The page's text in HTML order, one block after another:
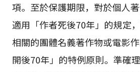
項。至於保護期限，對於個人
適用「作者死後70年」的規定
相關的團體名義著作物或電影
開後70年」的特例原則。準確